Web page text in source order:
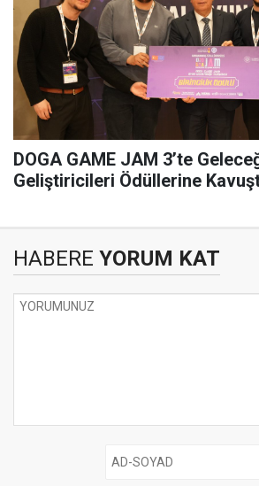
DOGA GAME JAM 3’te
Geliştiricileri Ödüllerine
HABERE YORUM KAT